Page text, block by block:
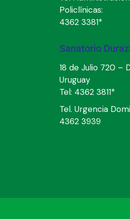
Policlínicas:
4362 3381*
Sanatorio
18 de Julio 720 –
Uruguay
Tel: 4362 3811*
Tel. Urgencia
4362 3939